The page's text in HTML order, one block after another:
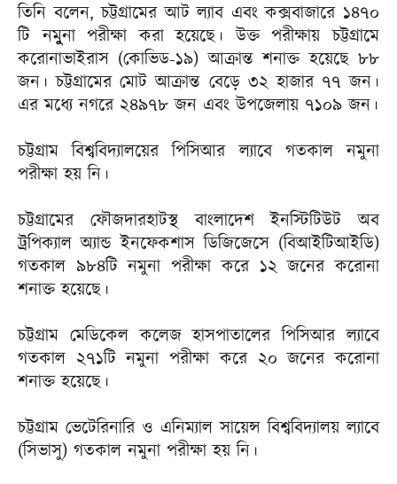
তিনি বলেন, চট্টগ্রামের আট ল্যাব এবং কক্সবাজারে ১৪৭০
টি নমুুুুনা পরীক্ষা করা হয়েছে। উক্ত পরীক্ষায় চট্টগ্রামে
করোনাভাইরাস (কোভিড-১৯) আক্রান্ত শনাক্ত হয়েছে ৮৮
জন। চট্টগ্রামের মোট আক্রান্ত বেড়ে ৩২ হাজার ৭৭ জন।
এর মধ্যে নগরে ২৪৯৭৮ জন এবং উপজেলায় ৭১০৯ জন।
চট্টগ্রাম বিশ্ববিদ্যালয়ের পিসিআর ল্যাবে গতকাল নমুনা
পরীক্ষা হয় নি।
চট্টগ্রামের ফৌজদারহাটস্থ বাংলাদেশ ইনস্টিটিউট অব
ট্রপিক্যাল অ্যান্ড ইনফেকশাস ডিজিজেসে (বিআইটিআইডি)
গতকাল ৯৮৪টি নমুনা পরীক্ষা করে ১২ জনের করোনা
শনাক্ত হয়েছে।
চট্টগ্রাম মেডিকেল কলেজ হাসপাতালের পিসিআর ল্যাবে
গতকাল ২৭১টি নমুনা পরীক্ষা করে ২০ জনের করোনা
শনাক্ত হয়েছে।
চট্টগ্রাম ভেটেরিনারি ও এনিম্যাল সায়েন্স বিশ্ববিদ্যালয় ল্যাবে
(সিভাসু) গতকাল নমুনা পরীক্ষা হয় নি।